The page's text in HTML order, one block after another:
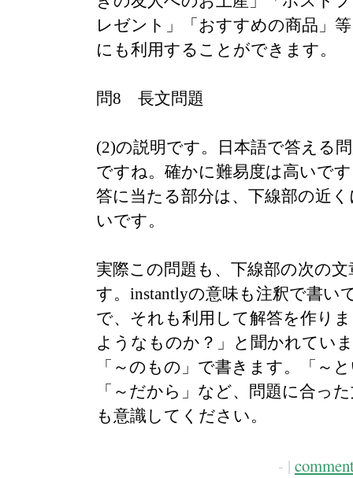
レゼント」「おすすめの商品」
にも利用することができます。
問8 長文問題
(2)の説明です。日本語で答える
ですね。確かに難易度は高いで
答に当たる部分は、下線部の近
いです。
実際この問題も、下線部の次の
す。instantlyの意味も注釈で書い
で、それも利用して解答を作り
ようなものか？」と聞かれてい
「～のもの」で書きます。「～
「～だから」など、問題に合っ
も意識してください。
- |